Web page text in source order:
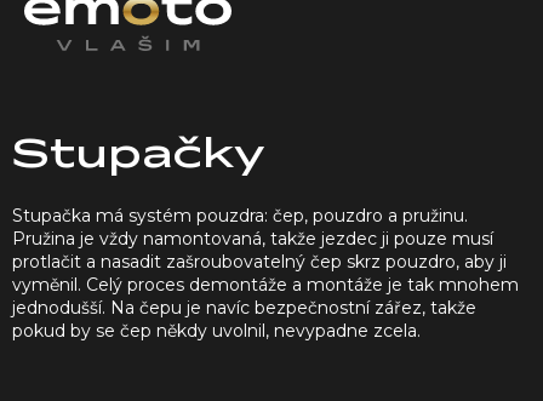
Stupačky
Stupačka má systém pouzdra: čep, pouzdro a pružinu.
Pružina je vždy namontovaná, takže jezdec ji pouze musí
protlačit a nasadit zašroubovatelný čep skrz pouzdro, aby ji
vyměnil. Celý proces demontáže a montáže je tak mnohem
jednodušší. Na čepu je navíc bezpečnostní zářez, takže
pokud by se čep někdy uvolnil, nevypadne zcela.